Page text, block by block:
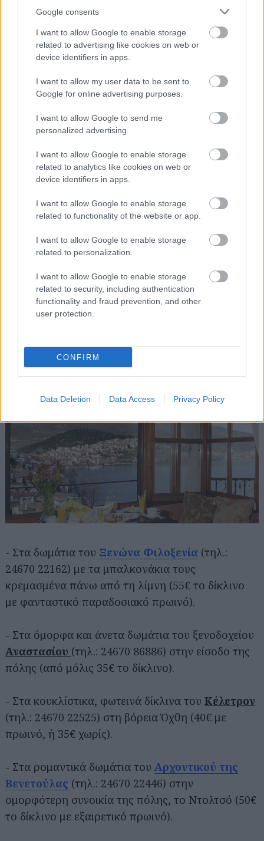
Google consents
I want to allow Google to enable storage
related to advertising like cookies on web or
device identifiers in apps.
I want to allow my user data to be sent to
Google for online advertising purposes.
I want to allow Google to send me
personalized advertising.
I want to allow Google to enable storage
related to analytics like cookies on web or
device identifiers in apps.
I want to allow Google to enable storage
related to functionality of the website or app.
I want to allow Google to enable storage
related to personalization.
I want to allow Google to enable storage
related to security, including authentication
functionality and fraud prevention, and other
user protection.
CONFIRM
Data Deletion Data Access Privacy Policy
στάσεις που αξίζει να κάνετε, εδώ
…που γίνονται ποτά και κοκτέιλ με το που πέσει
το σκοτάδι. Κι αυτή η σκηνή της πόλης έχει κάτι
για όλους: Και φασαριόζικα ντεσιμπέλ στη νότια
παραλία, με mainstream στέκια όπως το
και πιο ήσυχες επιλογές σαν τονΝαυτικό Όμιλο
στη βόρεια όχθη, και κουκλίστικα καφενεδάκια
Η φιλοξενία
- Στα δωμάτια του Ξενώνα Φιλοξενία (τηλ.:
24670 22162) με τα μπαλκονάκια τους
κρεμασμένα πάνω από τη λίμνη (55€ το δίκλινο
με φανταστικό παραδοσιακό πρωινό).
- Στα όμορφα και άνετα δωμάτια του ξενοδοχείου
Αναστασίου (τηλ.: 24670 86886) στην είσοδο της
πόλης (από μόλις 35€ το δίκλινο).
- Στα κουκλίστικα, φωτεινά δίκλινα του Κέλετρον
(τηλ.: 24670 22525) στη βόρεια Όχθη (40€ με
πρωινό, ή 35€ χωρίς).
- Στα ρομαντικά δωμάτια του Αρχοντικού της
Βενετούλας (τηλ.: 24670 22446) στην
ομορφότερη συνοικία της πόλης, το Ντολτσό (50€
το δίκλινο με εξαιρετικό πρωινό).